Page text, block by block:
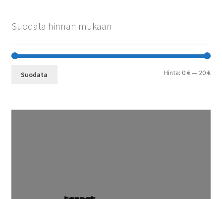
Suodata hinnan mukaan
Suodata Hinta:0 €— 20 €